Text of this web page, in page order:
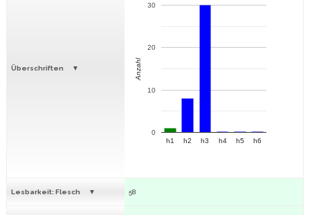
Überschriften
h1 h2 h3 h4 h5 h6
0
10
20
30
Anzahl
Lesbarkeit: Flesch 58